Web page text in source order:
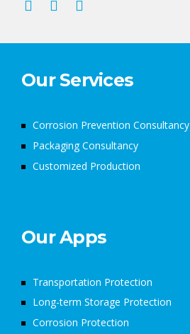
Our Services
Corrosion Prevention Consultancy
Packaging Consultancy
Customized Production
Our Apps
Transportation Protection
Long-term Storage Protection
Corrosion Protection